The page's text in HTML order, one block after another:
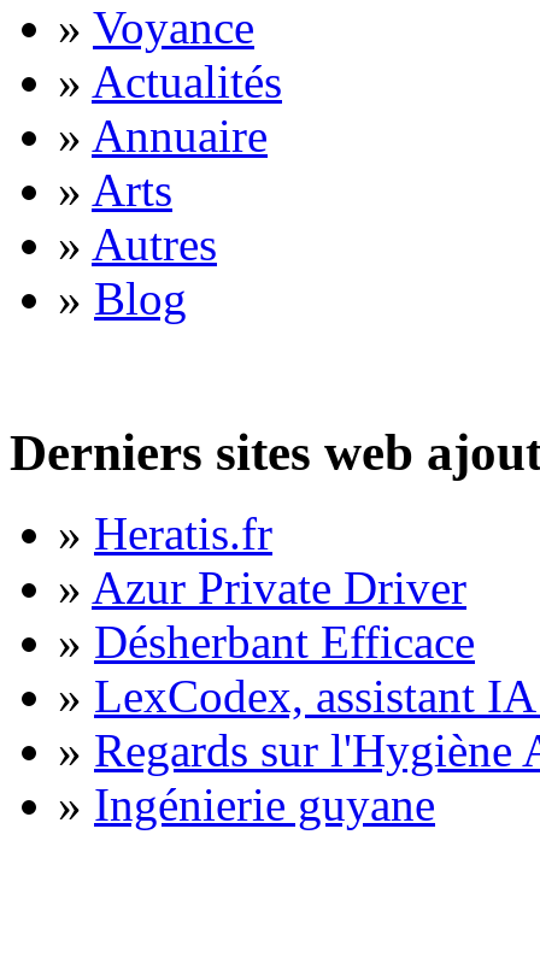
» Voyance
» Actualités
» Annuaire
» Arts
» Autres
» Blog
Derniers sites web
» Heratis.fr
» Azur Private Driver
» Désherbant Efficace
» LexCodex, assistant
» Regards sur l'Hygiène
» Ingénierie guyane